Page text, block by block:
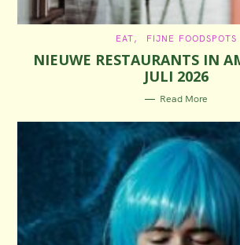
C
T
E
G
O
R
I
S
EAT FIJNE FOODSPOTS
NIEUWE RESTAURANTS IN
JULI 2026
Read More